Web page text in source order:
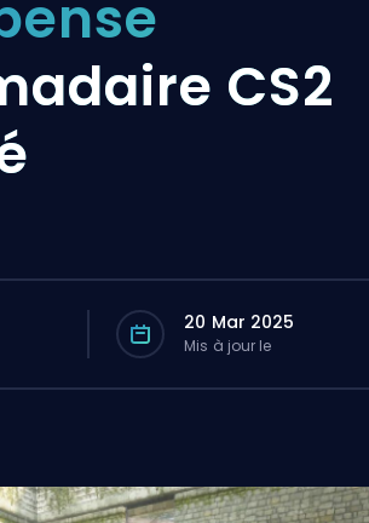
CS2
20 Mar 2025
Mis à jour le